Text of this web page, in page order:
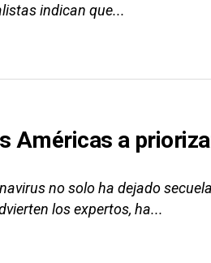
indican que...
Américas a
no solo ha dejado
los expertos, ha...